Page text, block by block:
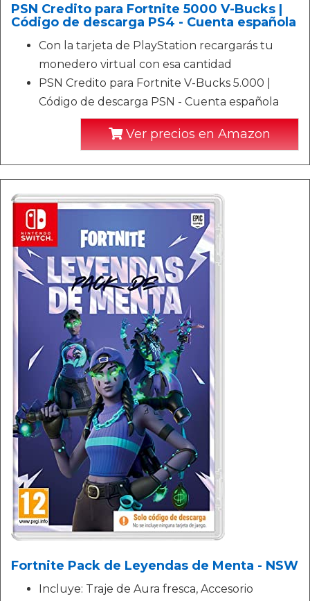
PSN Credito para Fortnite 5000 V-Bucks |
Código de descarga PS4 - Cuenta española
Con la tarjeta de PlayStation recargarás tu
monedero virtual con esa cantidad
PSN Credito para Fortnite V-Bucks 5.000 |
Código de descarga PSN - Cuenta española
Ver precios en Amazon
Fortnite Pack de Leyendas de Menta - NSW
Incluye: Traje de Aura fresca, Accesorio